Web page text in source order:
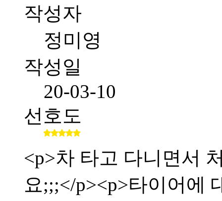
작성자
정미영
작성일
20-03-10
선호도
<p>차 타고 다니면서
요;;;</p><p>타이어에